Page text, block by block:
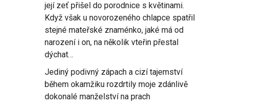
její zeť přišel do porodnice s květinami.
Když však u novorozeného chlapce spatřil
stejné mateřské znaménko, jaké má od
narození i on, na několik vteřin přestal
dýchat…
Jediný podivný zápach a cizí tajemství
během okamžiku rozdrtily moje zdánlivě
dokonalé manželství na prach